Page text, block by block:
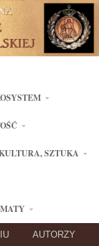
SZTUKA
AUTORZY